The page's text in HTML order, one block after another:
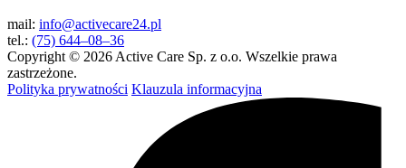
mail: info@activecare24.pl
tel.: (75) 644–08–36
Copyright © 2026 Active Care Sp. z o.o. Wszelkie prawa
zastrzeżone.
Polityka prywatności Klauzula informacyjna